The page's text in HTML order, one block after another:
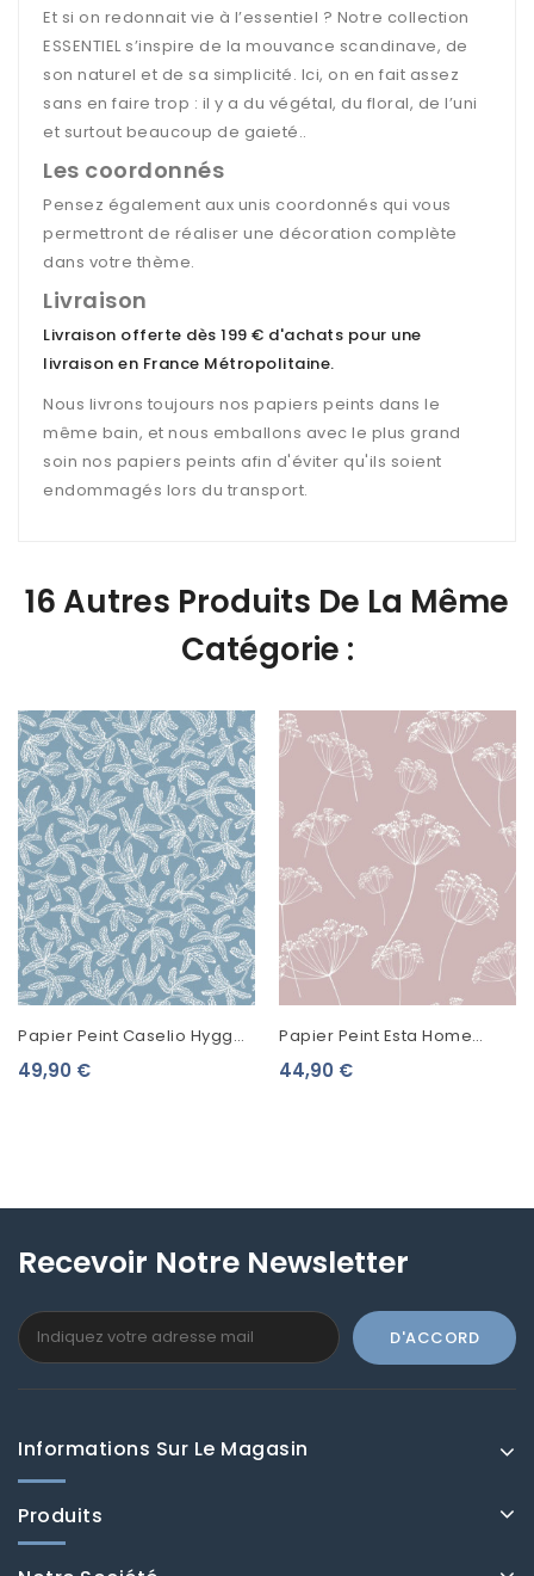
Et si on redonnait vie à l’essentiel ? Notre collection
ESSENTIEL s’inspire de la mouvance scandinave, de
son naturel et de sa simplicité. Ici, on en fait assez
sans en faire trop : il y a du végétal, du floral, de l’uni
et surtout beaucoup de gaieté..
Les coordonnés
Pensez également aux unis coordonnés qui vous
permettront de réaliser une décoration complète
dans votre thème.
Livraison
Livraison offerte dès 199 € d'achats pour une
livraison en France Métropolitaine.
Nous livrons toujours nos papiers peints dans le
même bain, et nous emballons avec le plus grand
soin nos papiers peints afin d'éviter qu'ils soient
endommagés lors du transport.
16 Autres Produits De La Même
Catégorie :
Papier Peint Caselio Hygge
Cocoon Bleu 100576000
49,90 €
Papier Peint Esta Home
Scandi Cool Ombelles Rose
44,90 €
Recevoir Notre Newsletter
Informations Sur Le Magasin
Produits